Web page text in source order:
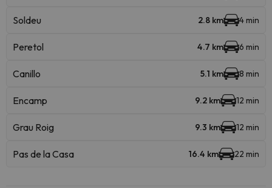
Soldeu 2.8 km 4 min
Peretol 4.7 km 6 min
Canillo 5.1 km 8 min
Encamp 9.2 km 12 min
Grau Roig 9.3 km 12 min
Pas de la Casa 16.4 km 22 min